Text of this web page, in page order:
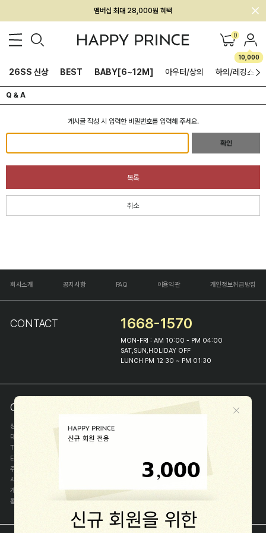
멤버십 최대 28,000원 혜택
0
10,000
26SS 신상 BEST BABY[6~12M] 아우터/상의 하의/레깅스
Q & A
게시글 작성 시 입력한 비밀번호를 입력해 주세요.
확인
목록
취소
회사소개 공지사항 FAQ 이용약관 개인정보취급방침
CONTACT 1668-1570
MON-FRI : AM 10:00 - PM 04:00
SAT,SUN,HOLIDAY OFF
LUNCH PM 12:30 ~ PM 01:30
COMPANY INFO
상호
(주)해피프린스
대표
이화진
TEL
E-MAIL
주소
사업자등록번호
개인정보관리자
이화진
통신판매신고번호
제 2018-서울종로-1384 호[사업자정보확인]